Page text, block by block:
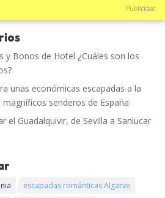
Publicidad
y Bonos de Hotel ¿Cuáles son los
unas económicas escapadas a la
senderos de España
el Guadalquivir, de Sevilla a Sanlucar
escapadas románticas Algarve